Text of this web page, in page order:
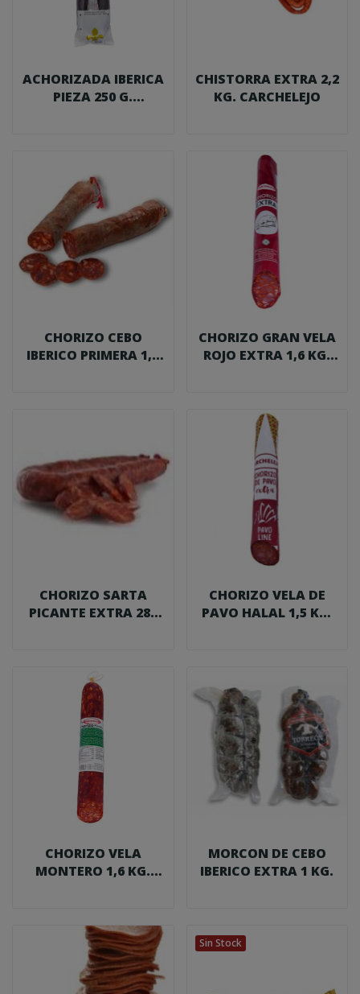
ACHORIZADA IBERICA
PIEZA 250 G.
CHISTORRA EXTRA 2,2
KG. CARCHELEJO
CHORIZO CEBO
IBERICO PRIMERA 1,1
CHORIZO GRAN VELA
ROJO EXTRA 1,6 KG.
CHORIZO SARTA
PICANTE EXTRA 280
CHORIZO VELA DE
PAVO HALAL 1,5 KG.
CHORIZO VELA
MONTERO 1,6 KG.
MORCON DE CEBO
IBERICO EXTRA 1 KG.
Sin Stock